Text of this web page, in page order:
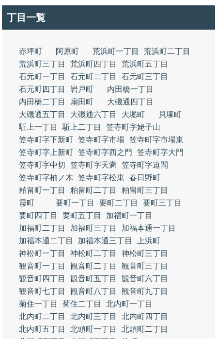
丁目一覧
赤坪町 阿原町 荒浜町一丁目
荒浜町二丁目
荒浜町三丁目
荒浜町四丁目
荒浜町五丁目
石元町一丁目
石元町二丁目
石元町三丁目
石元町四丁目
岩戸町
内田橋一丁目
内田橋二丁目
扇田町
大磯通四丁目
大磯通五丁目
大磯通六丁目 大堀町
貝塚町
駈上一丁目
駈上二丁目
笠寺町字姥子山
笠寺町字下新町 笠寺町字市場 笠寺町字市場東
笠寺町字上新町 笠寺町字西之門
笠寺町字大門
笠寺町字中切
笠寺町字天満
笠寺町字迫間
笠寺町字柚ノ木
笠寺町字松東
春日野町
粕畠町一丁目
粕畠町二丁目
粕畠町三丁目
霞町
要町一丁目 要町二丁目
要町三丁目
要町四丁目
要町五丁目
加福町一丁目
加福町二丁目
加福町三丁目
加福本通一丁目
加福本通二丁目
加福本通三丁目
上浜町
神松町一丁目
神松町二丁目
神松町三丁目
観音町一丁目
観音町二丁目
観音町三丁目
観音町四丁目
観音町五丁目
観音町六丁目
観音町七丁目
観音町八丁目
観音町九丁目
菊住一丁目
菊住二丁目
北内町一丁目
北内町二丁目
北内町三丁目
北内町四丁目
北内町五丁目
北頭町一丁目
北頭町二丁目